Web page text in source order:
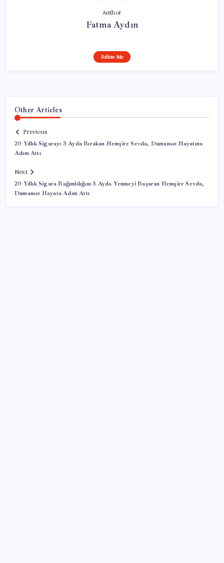
Author
Fatma Aydın
Follow Me
Other Articles
Previous
20 Yıllık Sigarayı 3 Ayda Bırakan Hemşire Sevda, Dumansız Hayatına
Adım Attı
Next
20 Yıllık Sigara Bağımlılığını 3 Ayda Yenmeyi Başaran Hemşire Sevda,
Dumansız Hayata Adım Attı